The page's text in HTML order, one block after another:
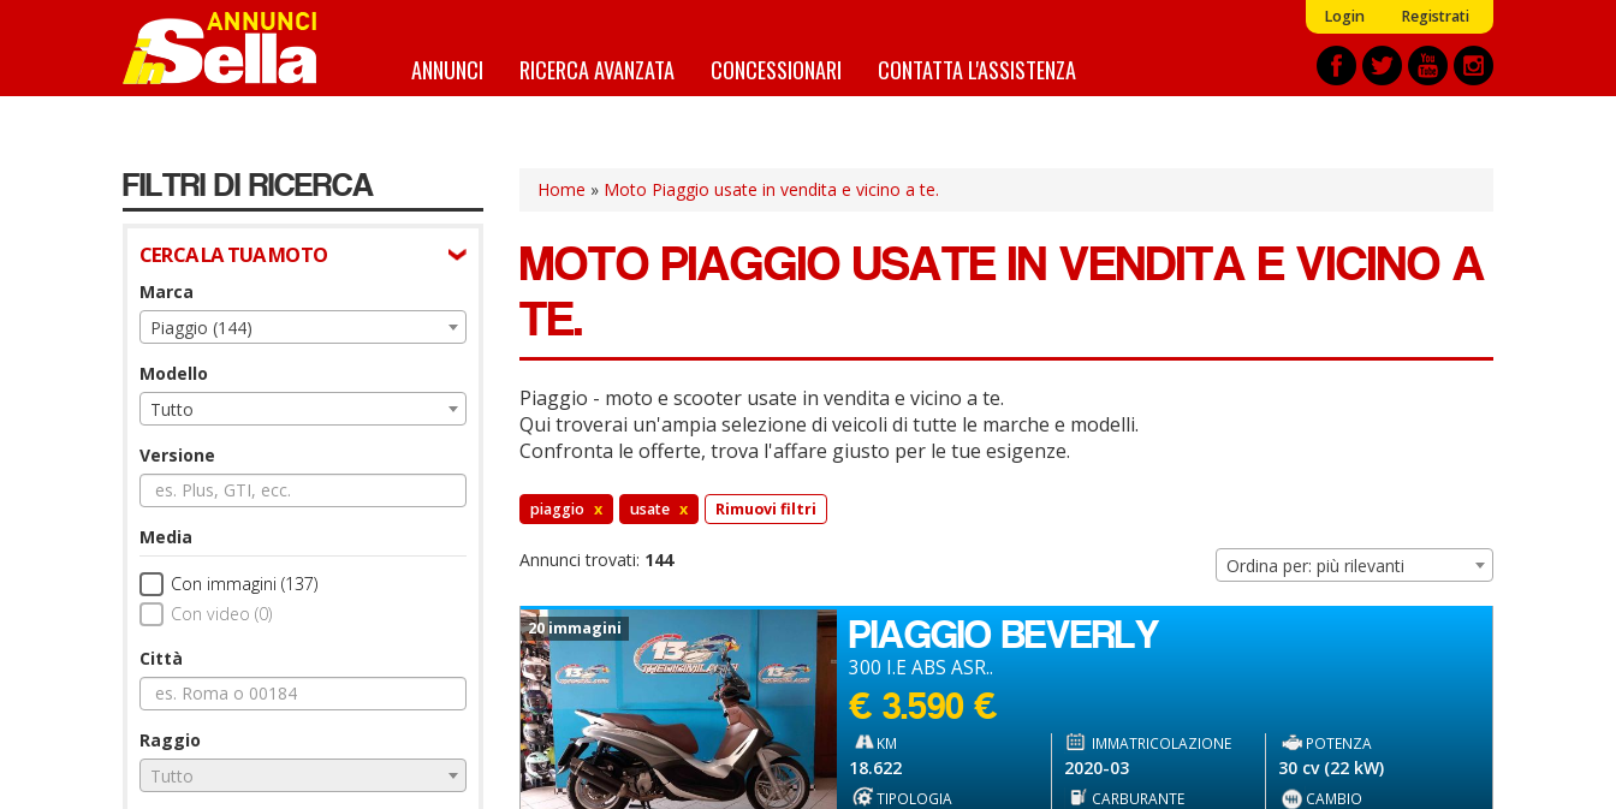
Login Registrati
ANNUNCI RICERCA AVANZATA CONCESSIONARI CONTATTA L'ASSISTENZA
FILTRI DI RICERCA
CERCA LA TUA MOTO
Marca
Piaggio (144)
Modello
Tutto
Versione
Media
Con immagini (137)
Con video (0)
Città
Raggio
Tutto
Home » Moto Piaggio usate in vendita e vicino a te.
MOTO PIAGGIO USATE IN VENDITA E VICINO A
TE.
Piaggio - moto e scooter usate in vendita e vicino a te.
Qui troverai un'ampia selezione di veicoli di tutte le marche e modelli.
Confronta le offerte, trova l'affare giusto per le tue esigenze.
piaggio x usate x Rimuovi filtri
Annunci trovati: 144 Ordina per: più rilevanti
20 immagini PIAGGIO BEVERLY
300 I.E ABS ASR..
€ 3.590 €
KM
18.622
IMMATRICOLAZIONE
2020-03
POTENZA
30 cv (22 kW)
TIPOLOGIA CARBURANTE CAMBIO